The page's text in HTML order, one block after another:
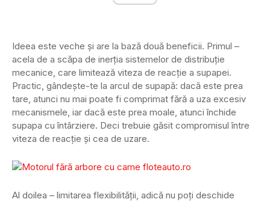
Ideea este veche și are la bază două beneficii. Primul –
acela de a scăpa de inerția sistemelor de distribuție
mecanice, care limitează viteza de reacție a supapei.
Practic, gândește-te la arcul de supapă: dacă este prea
tare, atunci nu mai poate fi comprimat fără a uza excesiv
mecanismele, iar dacă este prea moale, atunci închide
supapa cu întârziere. Deci trebuie găsit compromisul între
viteza de reacție și cea de uzare.
Al doilea – limitarea flexibilității, adică nu poți deschide